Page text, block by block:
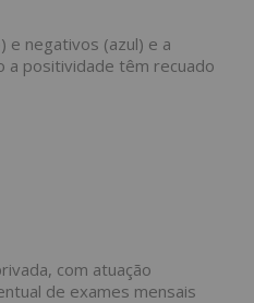
negativos (azul) e a
a positividade têm recuado
com atuação
de exames mensais